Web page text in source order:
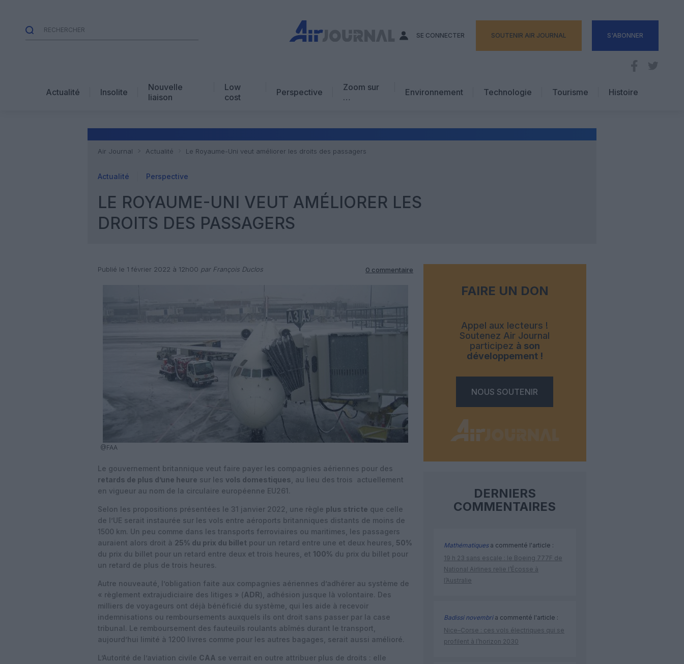
SE CONNECTER SOUTENIR AIR JOURNAL S'ABONNER
Actualité Insolite
Nouvelle
liaison
Low
cost
Perspective
Zoom sur
…
Avis d’expert
Environnement Technologie
Tourisme
Hôtellerie
Histoire
Air Journal Actualité Le Royaume-Uni veut améliorer les droits des passagers
Actualité Perspective
LE ROYAUME-UNI VEUT AMÉLIORER LES
DROITS DES PASSAGERS
Publié le 1 février 2022 à 12h00 par François Duclos 0 commentaire
@FAA
Le gouvernement britannique veut faire payer les compagnies aériennes pour des
retards de plus d’une heure sur les vols domestiques , au lieu des trois actuellement
en vigueur au nom de la circulaire européenne EU261.
Selon les propositions présentées le 31 janvier 2022, une règle plus stricte que celle
de l’UE serait instaurée sur les vols entre aéroports britanniques distants de moins de
1500 km. Un peu comme dans les transports ferroviaires ou maritimes, les passagers
auraient alors droit à 25% du prix du billet pour un retard entre une et deux heures, 50%
du prix du billet pour un retard entre deux et trois heures, et 100% du prix du billet pour
un retard de plus de trois heures.
Autre nouveauté, l’obligation faite aux compagnies aériennes d’adhérer au système de
« règlement extrajudiciaire des litiges » (ADR), adhésion jusque là volontaire. Des
milliers de voyageurs ont déjà bénéficié du système, qui les aide à recevoir
indemnisations ou remboursements auxquels ils ont droit sans passer par la case
tribunal. Le remboursement des fauteuils roulants abîmés durant le transport,
aujourd’hui limité à 1200 livres comme pour les autres bagages, serait aussi amélioré.
L’Autorité de l’aviation civile CAA se verrait en outre attribuer plus de droits : elle
FAIRE UN DON
Appel aux lecteurs !
Soutenez Air Journal
participez à son
développement !
NOUS SOUTENIR
DERNIERS
COMMENTAIRES
Mathématiquesa commenté l'article :
19 h 23 sans escale : le Boeing 777F de
National Airlines relie l’Écosse à
l’Australie
Badissi novembria commenté l'article :
Nice–Corse : ces vols électriques qui se
profilent à l’horizon 2030